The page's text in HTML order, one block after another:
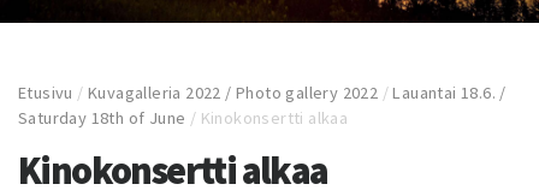
Etusivu /Kuvagalleria 2022 / Photo gallery 2022 /Lauantai 18.6. /
Saturday 18th of June / Kinokonsertti alkaa
Kinokonsertti alkaa